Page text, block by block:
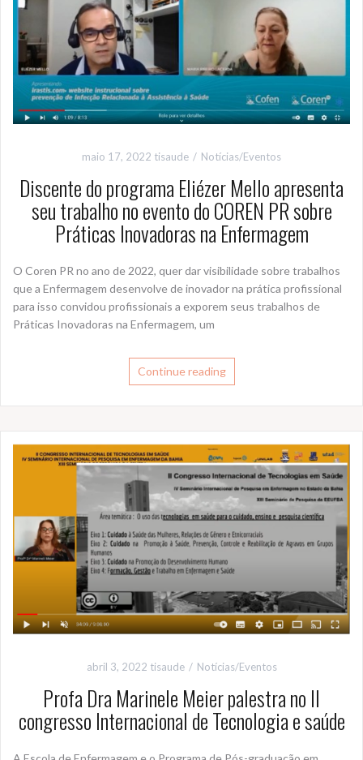
maio 17, 2022 tisaude Notícias/Eventos
Discente do programa Eliézer Mello apresenta
seu trabalho no evento do COREN PR sobre
Práticas Inovadoras na Enfermagem
O Coren PR no ano de 2022, quer dar visibilidade sobre trabalhos
que a Enfermagem desenvolve de inovador na prática profissional
para isso convidou profissionais a exporem seus trabalhos de
Práticas Inovadoras na Enfermagem, um
Continue reading
abril 3, 2022 tisaude Notícias/Eventos
Profa Dra Marinele Meier palestra no II
congresso Internacional de Tecnologia e saúde